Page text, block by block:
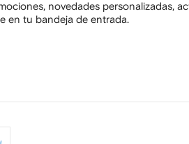
novedades personalizadas,
en tu bandeja de entrada.